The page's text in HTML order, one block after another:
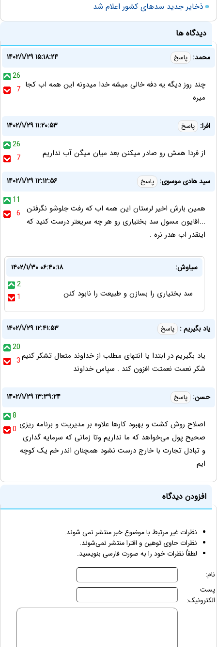
ذخایر جدید سدهای کشور اعلام شد
دیدگاه ها
محمد: پاسخ
۱۴۰۲/۱/۲۹ ۱۵:۱۸:۲۴
26
7 چند روز دیگه یه دفه خالی میشه خدا میدونه این همه اب کجا
میره
افرا: پاسخ
۱۴۰۲/۱/۲۹ ۱۱:۲۰:۵۳
26
7
از فردا همش رو صادر میکنن بعد میان میگن آب نداریم
سید هادی موسوی: پاسخ
۱۴۰۲/۱/۲۹ ۱۲:۱۲:۵۶
11
6
همین بارش اخیر لرستان این همه اب که رفت جلوشو نگرفتن
...اقایون مسول سد بختیاری رو هر چه سریعتر درست کنید که
اینقدر اب هدر نره .
سیاوش:
۱۴۰۲/۱/۳۰ ۰۶:۴۰:۱۸
2
1
سد بختیاری را بسازن و طبیعت را نابود کنن
یاد بگیریم : پاسخ
۱۴۰۲/۱/۲۹ ۱۲:۴۱:۵۳
20
3یاد بگیریم در ابتدا یا انتهای مطلب از خداوند متعال تشکر کنیم
شکر نعمت نعمتت افزون کند . سپاس خداوند
حسن: پاسخ
۱۴۰۲/۱/۲۹ ۱۳:۳۹:۲۴
8
0 اصلاح روش کشت و بهبود کارها علاوه بر مدیریت و برنامه ریزی
صحیح پول می‌خواهد که ما نداریم وتا زمانی که سرمایه گداری
و تبادل تجارت با خارج درست نشود همچنان اندر خم یک کوچه
ایم
افزودن دیدگاه
نظرات غیر مرتبط با موضوع خبر منتشر نمی شوند.
نظرات حاوی توهین و افترا منتشر نمی‌شوند.
لطفاً نظرات خود را به صورت فارسی بنویسید.
نام:
پست
الکترونیک: